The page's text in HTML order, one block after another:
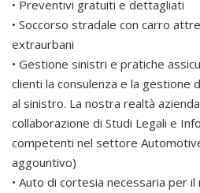
• Preventivi gratuiti e dettagliati
• Soccorso stradale con carro
extraurbani
• Gestione sinistri e pratiche
clienti la consulenza e la
al sinistro. La nostra realtà
collaborazione di Studi Legali e
competenti nel settore
aggountivo)
• Auto di cortesia necessaria per